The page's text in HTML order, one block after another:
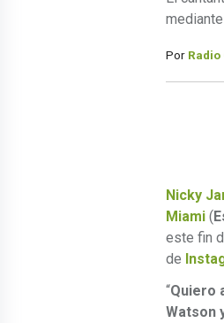
Por Radio
Nicky
Miami (
este fin
de
“Quiero
Watson